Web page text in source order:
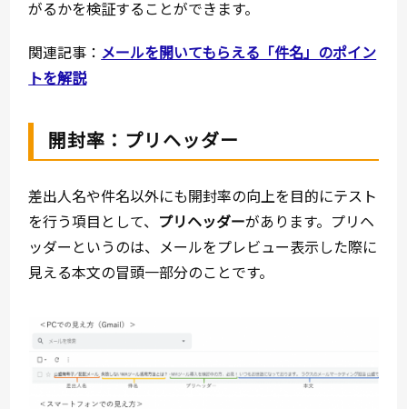
がるかを検証することができます。
関連記事： メールを開いてもらえる「件名」のポイン
トを解説
開封率：プリヘッダー
差出人名や件名以外にも開封率の向上を目的にテスト
を行う項目として、 プリヘッダーがあります。プリヘ
ッダーというのは、メールをプレビュー表示した際に
見える本文の冒頭一部分のことです。